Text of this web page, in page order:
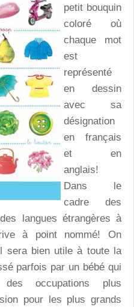
petit bouquin
coloré où
chaque mot
est
représenté
en dessin
avec sa
désignation
en français
et en
anglais!
Dans le
cadre des
langues étrangères à
à point nommé! On
sera bien utile à toute la
parfois par un bébé qui
des occupations plus
pour les plus grands